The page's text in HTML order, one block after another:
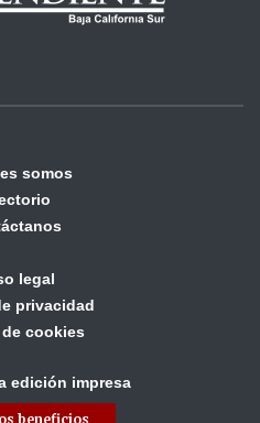
somos
legal
privacidad
cookies
edición impresa
beneficios